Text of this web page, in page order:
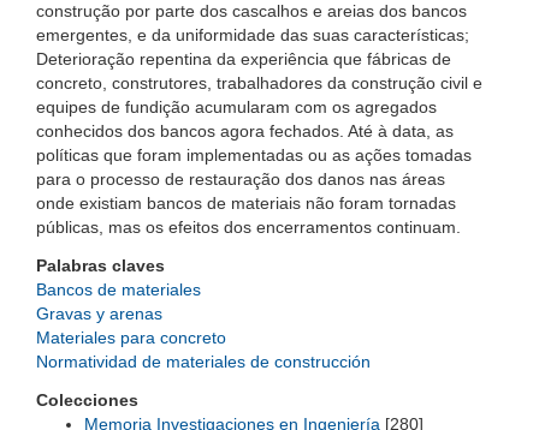
construção por parte dos cascalhos e areias dos bancos
emergentes, e da uniformidade das suas características;
Deterioração repentina da experiência que fábricas de
concreto, construtores, trabalhadores da construção civil e
equipes de fundição acumularam com os agregados
conhecidos dos bancos agora fechados. Até à data, as
políticas que foram implementadas ou as ações tomadas
para o processo de restauração dos danos nas áreas
onde existiam bancos de materiais não foram tornadas
públicas, mas os efeitos dos encerramentos continuam.
Palabras claves
Bancos de materiales
Gravas y arenas
Materiales para concreto
Normatividad de materiales de construcción
Colecciones
Memoria Investigaciones en Ingeniería [280]